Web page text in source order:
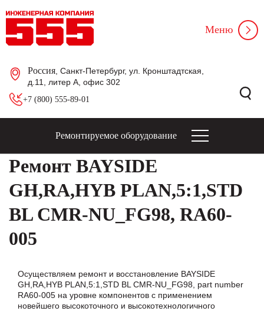
Россия , Санкт-Петербург, ул. Кронштадтская,
д.11, литер А, офис 302
+7 (800) 555-89-01
Меню
Ремонтируемое оборудование
Ремонт BAYSIDE
GH,RA,HYB PLAN,5:1,STD
BL CMR-NU_FG98, RA60-
005
Осуществляем ремонт и восстановление BAYSIDE
GH,RA,HYB PLAN,5:1,STD BL CMR-NU_FG98, part number
RA60-005 на уровне компонентов с применением
новейшего высокоточного и высокотехнологичного